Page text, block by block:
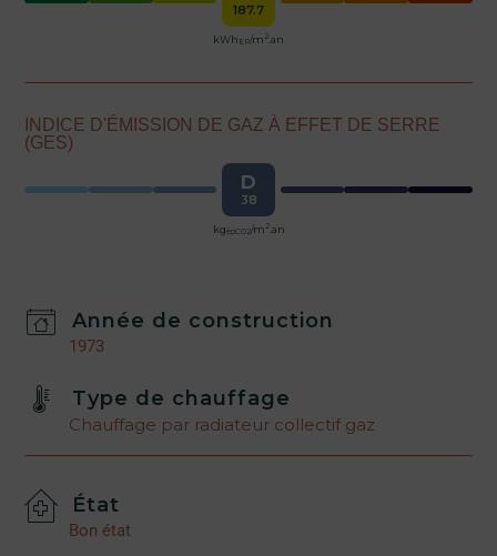
187.7
kWh EP/m 2 .an
INDICE D'ÉMISSION DE GAZ À EFFET DE SERRE
(GES)
D
38
kgépCO2/m 2.an
Année de construction
1973
Type de chauffage
Chauffage par radiateur collectif gaz
État
Bon état